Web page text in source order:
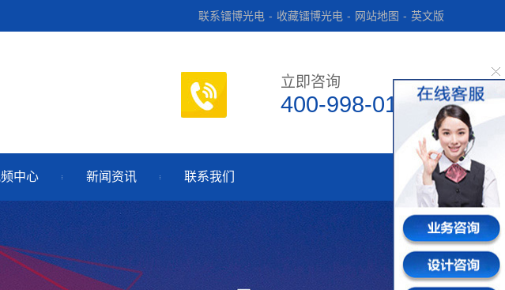
联系镭博光电 - 收藏镭博光电 - 网站地图 - 英文版
立即咨询
400-998-0182
中心 新闻资讯 联系我们